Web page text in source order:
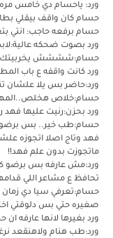
ورد: ياحسام دي خامس
حسام كان واقف بيقلي
حسام برفعه حاجب: انتي
ورد بصوت ضحكه
حسام:شششش يخربيتك
ورد كانت واقفه ع باب
ورد:حاضر بس يلا علشان
حسام:خلاص
ورد بحزن:رنيت عليها فهد
حسام:طب خير.. بس برضو
فهد وتاج اصلا اتجوزه
ماتجوزت بدون علم فهد!!
ورد:مش عارفه بس برضو
تحافظ ع مشاعر اللي
حسام:تعرفي سيا دي زمان
صغيره حتي بس دلوقتي
ورد بغيرها لانها عارفه
ورد:طب هنام ولاهنقعد